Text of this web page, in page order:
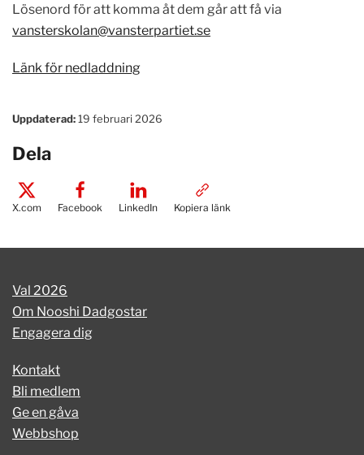
Lösenord för att komma åt dem går att få via
vansterskolan@vansterpartiet.se
Länk för nedladdning
Uppdaterad:19 februari 2026
Dela
X.com Facebook LinkedIn Kopiera länk
Val 2026
Om Nooshi Dadgostar
Engagera dig
Kontakt
Bli medlem
Ge en gåva
Webbshop